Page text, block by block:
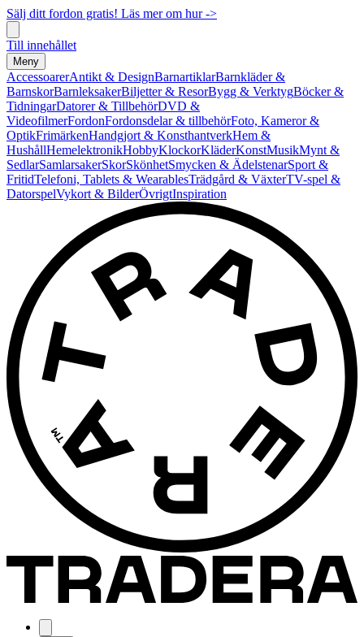
Sälj ditt fordon gratis! Läs mer om hur ->
Till innehållet
Meny
AccessoarerAntikt & DesignBarnartiklarBarnkläder &
BarnskorBarnleksakerBiljetter & ResorBygg & VerktygBöcker &
TidningarDatorer & TillbehörDVD &
VideofilmerFordonFordonsdelar & tillbehörFoto, Kameror &
OptikFrimärkenHandgjort & KonsthantverkHem &
HushållHemelektronikHobbyKlockorKläderKonstMusikMynt &
SedlarSamlarsakerSkorSkönhetSmycken & ÄdelstenarSport &
FritidTelefoni, Tablets & WearablesTrädgård & VäxterTV-spel &
DatorspelVykort & BilderÖvrigtInspiration